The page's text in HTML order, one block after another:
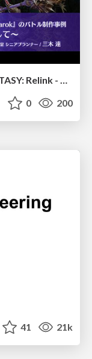
【CEDEC2026】『GRANBLUE FANTASY: Relink - Endless Ragnarok』のバトル制作事例 ～最高のキャラゲーを目指して～
0 200
41 21k